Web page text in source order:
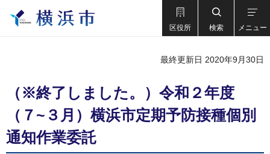
区役所 検索 メニュー
最終更新日 2020年9月30日
（※終了しました。）令和２年度
（７~３月）横浜市定期予防接種個別
通知作業委託